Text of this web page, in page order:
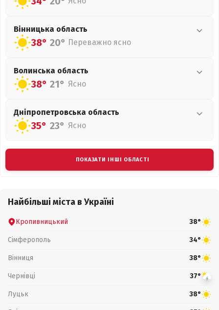
Вінницька область
38° 20° Переважно ясно
Волинська область
38° 21° Ясно
Дніпропетровська область
35° 23° Ясно
ПОКАЗАТИ ІНШІ ОБЛАСТІ
Найбільші міста в Україні
Кропивницький 38°
Сімферополь 34°
Вінниця 38°
Чернівці 37°
Луцьк 38°